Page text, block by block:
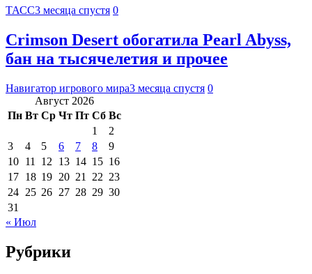
ТАСС3 месяца спустя 0
Crimson Desert обогатила Pearl Abyss,
бан на тысячелетия и прочее
Навигатор игрового мира3 месяца спустя 0
Август 2026
Пн Вт Ср Чт Пт Сб Вс
1
2
3
4 5 6 7 8
9
10 11 12 13 14 15 16
17 18 19 20 21 22 23
24 25 26 27 28 29 30
31
« Июл
Рубрики